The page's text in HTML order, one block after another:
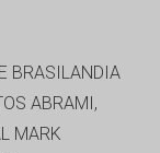
BRASILANDIA
ABRAMI,
MARK